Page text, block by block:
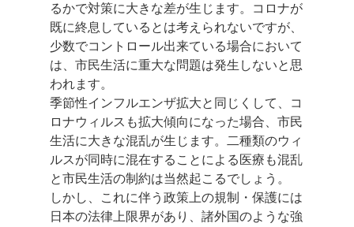
るかで対策に大きな差が生じます。コロナが
既に終息しているとは考えられないですが、
少数でコントロール出来ている場合において
は、市民生活に重大な問題は発生しないと思
われます。
季節性インフルエンザ拡大と同じくして、コ
ロナウィルスも拡大傾向になった場合、市民
生活に大きな混乱が生じます。二種類のウィ
ルスが同時に混在することによる医療も混乱
と市民生活の制約は当然起こるでしょう。
しかし、これに伴う政策上の規制・保護には
日本の法律上限界があり、諸外国のような強